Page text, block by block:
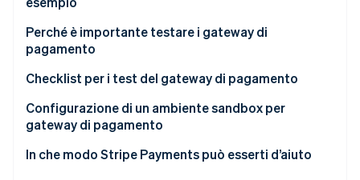
Scopri come Stripe sta costruendo l'infrastruttura
Guarda ora
Archiviazione e convalida della carta
Controlli per sicurezza e conformità
Interfaccia utente ed esperienza d’uso
Test per il sistema e le integrazioni API
Gestione degli errori e messaggistica di sistema
Gestione dei rimborsi e degli storni
Passaggi per l’esecuzione dei test
Perché è importante testare i gateway di
pagamento
Checklist per i test del gateway di pagamento
Checklist di preparazione
Checklist di esecuzione
Configurazione di un ambiente sandbox per
gateway di pagamento
Test manuale o test automatico
In che modo Stripe Payments può esserti d’aiuto